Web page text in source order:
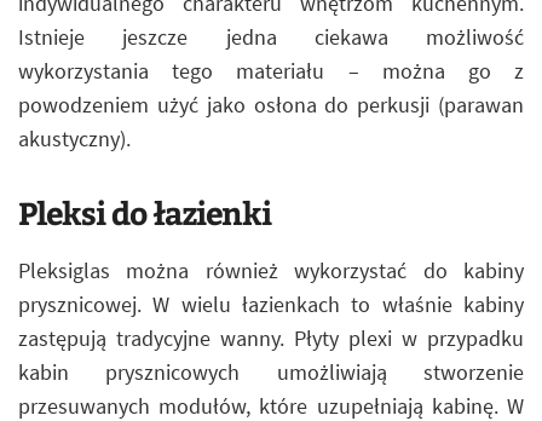
Istnieje jeszcze jedna ciekawa możliwość
wykorzystania tego materiału – można go z
powodzeniem użyć jako osłona do perkusji (parawan
akustyczny).
Pleksi do łazienki
Pleksiglas można również wykorzystać do kabiny
prysznicowej. W wielu łazienkach to właśnie kabiny
zastępują tradycyjne wanny. Płyty plexi w przypadku
kabin prysznicowych umożliwiają stworzenie
przesuwanych modułów, które uzupełniają kabinę. W